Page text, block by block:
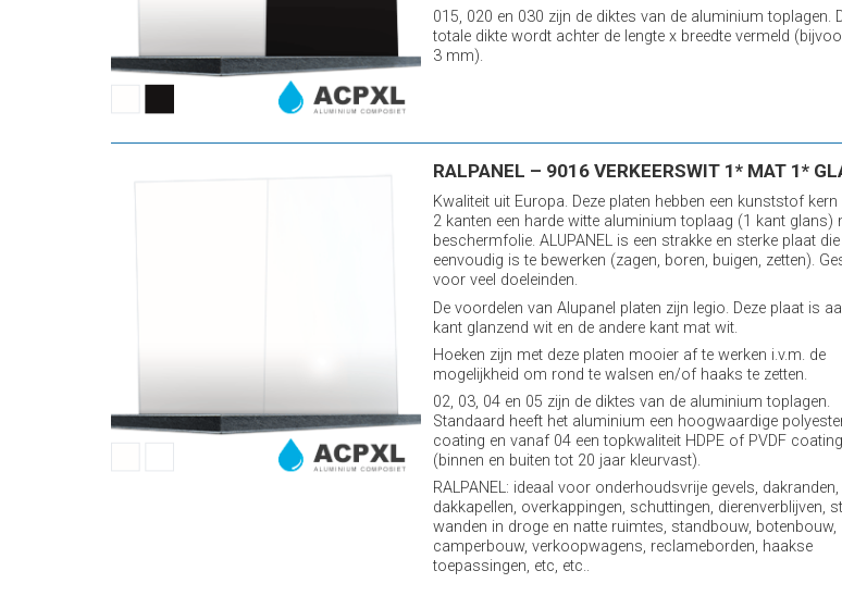
015, 020 en 030 zijn de diktes van de aluminium toplagen.
totale dikte wordt achter de lengte x breedte vermeld
3 mm).
RALPANEL – 9016 VERKEERSWIT 1* MAT 1*
Kwaliteit uit Europa. Deze platen hebben een kunststof kern
2 kanten een harde witte aluminium toplaag (1 kant glans)
beschermfolie. ALUPANEL is een strakke en sterke plaat die
eenvoudig is te bewerken (zagen, boren, buigen, zetten).
voor veel doeleinden.
De voordelen van Alupanel platen zijn legio. Deze plaat is
kant glanzend wit en de andere kant mat wit.
Hoeken zijn met deze platen mooier af te werken i.v.m. de
mogelijkheid om rond te walsen en/of haaks te zetten.
02, 03, 04 en 05 zijn de diktes van de aluminium toplagen.
Standaard heeft het aluminium een hoogwaardige
coating en vanaf 04 een topkwaliteit HDPE of PVDF coating
(binnen en buiten tot 20 jaar kleurvast).
RALPANEL: ideaal voor onderhoudsvrije gevels, dakranden,
dakkapellen, overkappingen, schuttingen, dierenverblijven,
wanden in droge en natte ruimtes, standbouw, botenbouw,
camperbouw, verkoopwagens, reclameborden, haakse
toepassingen, etc, etc..